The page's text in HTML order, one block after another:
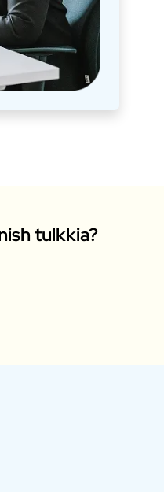
tulkkia?